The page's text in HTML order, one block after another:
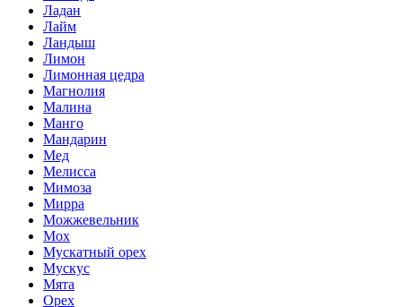
Ладан
Лайм
Ландыш
Лимон
Лимонная цедра
Магнолия
Малина
Манго
Мандарин
Мед
Мелисса
Мимоза
Мирра
Можжевельник
Мох
Мускатный орех
Мускус
Мята
Орех